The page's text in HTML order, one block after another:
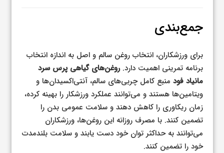
جمع‌بندی
برای ورزشکاران، انتخاب روغن سالم و اصل به اندازه انتخاب
برنامه تمرینی اهمیت دارد.روغن‌های گیاهی پرس سرد
مانیاد فود منبع کامل چربی‌های سالم، آنتی‌اکسیدان‌ها و
ویتامین‌ها هستند و می‌توانند عملکرد ورزشکار را بهینه کرده،
زمان ریکاوری را کاهش دهند و سلامت عمومی بدن را
تضمین کنند. با مصرف روزانه این روغن‌ها، ورزشکاران
می‌توانند به حداکثر توان خود دست یابند و سلامت بلندمدت
خود را تضمین کنند.